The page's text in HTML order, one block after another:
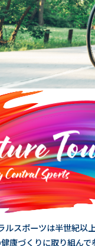
ルスポーツは半世紀以上
康づくりに取り組んで